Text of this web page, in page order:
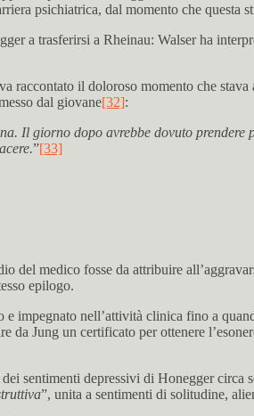
psichiatrica, dal momento che questa
a trasferirsi a Rheinau: Walser ha
raccontato il doloroso momento che
dal giovane[32]:
Il giorno dopo avrebbe dovuto prendere
”[33]
medico fosse da attribuire
epilogo.
impegnato nell’attività clinica fino a
Jung un certificato per ottenere
sentimenti depressivi di Honegger circa
”, unita a sentimenti di solitudine,